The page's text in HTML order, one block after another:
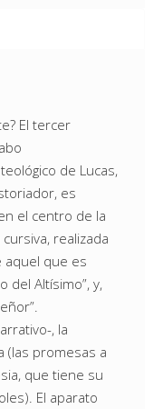
El tercer
de Lucas,
es
el centro de la
realizada
aquel que es
del Altísimo”, y,
, la
(las promesas a
que tiene su
El aparato